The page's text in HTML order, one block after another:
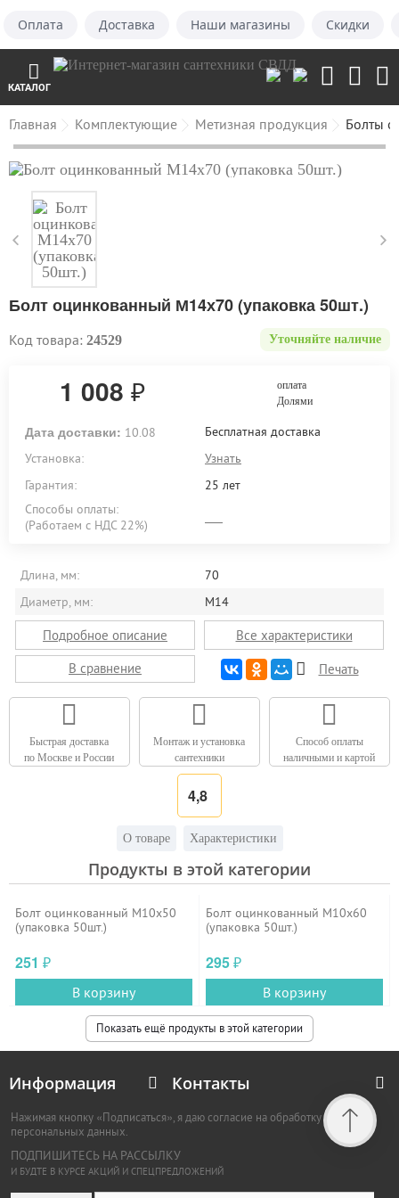
Оплата Доставка Наши магазины Скидки
КАТАЛОГ
Главная Комплектующие Метизная продукция Болты
Болт оцинкованный М14х70 (упаковка 50шт.)
Код товара: 24529 Уточняйте наличие
1 008₽
оплата
Долями
Дата доставки: 10.08
Бесплатная доставка
Установка:
Узнать
Гарантия:
25 лет
Способы оплаты:
(Работаем с НДС 22%)
Длина, мм:
70
Диаметр, мм:
М14
Подробное описание
Все характеристики
В сравнение
Печать
Быстрая доставка
по Москве и России
Монтаж и установка
сантехники
Способ оплаты
наличными и картой
4,8
О товаре Характеристики
Продукты в этой категории
Болт оцинкованный М10х50
(упаковка 50шт.)
251 ₽
В корзину
Болт оцинкованный М10х60
(упаковка 50шт.)
295₽
В корзину
Показать ещё продукты в этой категории
Информация Контакты
Нажимая кнопку «Подписаться», я даю согласие на обработку
персональных данных.
ПОДПИШИТЕСЬ НА РАССЫЛКУ
И БУДТЕ В КУРСЕ АКЦИЙ И СПЕЦПРЕДЛОЖЕНИЙ